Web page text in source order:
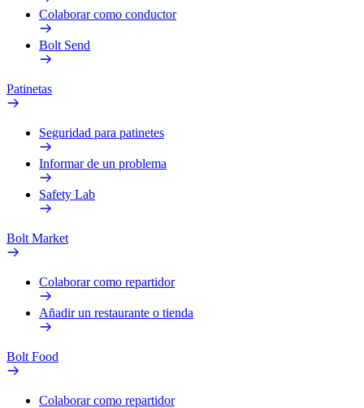
Colaborar como conductor
Bolt Send
Patinetas
Seguridad para patinetes
Informar de un problema
Safety Lab
Bolt Market
Colaborar como repartidor
Añadir un restaurante o tienda
Bolt Food
Colaborar como repartidor